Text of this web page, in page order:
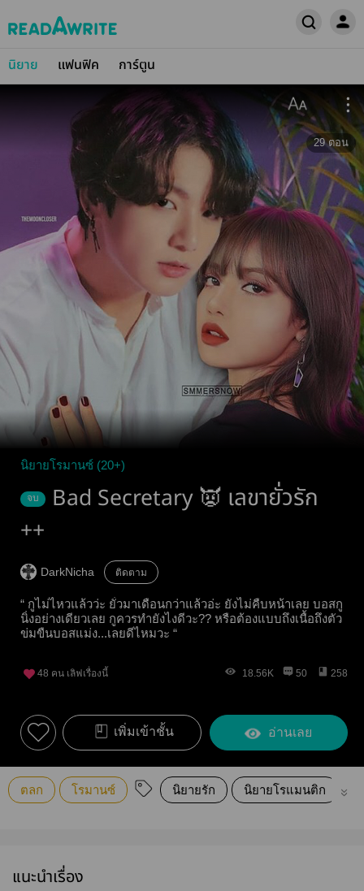
นิยาย แฟนฟิค การ์ตูน
29 ตอน
นิยายโรมานซ์ (20+)
จบ
Bad Secretary 👿 เลขายั่วรัก
++
DarkNicha ติดตาม
“ กูไม่ไหวแล้วว่ะ ยั่วมาเดือนกว่าแล้วอ่ะ ยังไม่คืบหน้าเลย บอสกู
นิ่งอย่างเดียวเลย กูควรทำยังไงดีวะ?? หรือต้องแบบถึงเนื้อถึงตัว
ข่มขืนบอสแม่ง...เลยดีไหมวะ “
48 คน เลิฟเรื่องนี้ 18.56K 50 258
เพิ่มเข้าชั้น อ่านเลย
ตลก โรมานซ์ นิยายรัก นิยายโรแมนติก
แนะนำเรื่อง